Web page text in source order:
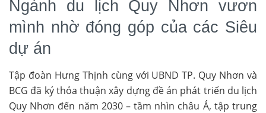
Ngành du lịch Quy Nhơn vươn
mình nhờ đóng góp của các Siêu
dự án
Tập đoàn Hưng Thịnh cùng với UBND TP. Quy Nhơn và
BCG đã ký thỏa thuận xây dựng đề án phát triển du lịch
Quy Nhơn đến năm 2030 – tầm nhìn châu Á, tập trung